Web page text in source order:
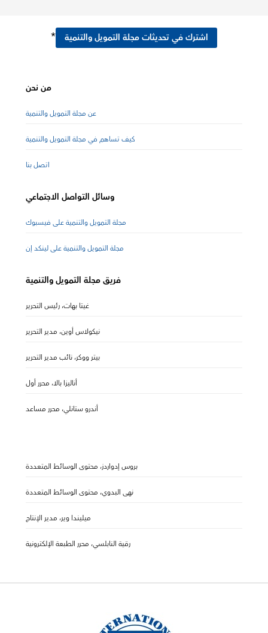
اشترك في تحديثات مجلة التمويل والتنمية *
من نحن
عن مجلة التمويل والتنمية
كيف تساهم في مجلة التمويل والتنمية
اتصل بنا
وسائل التواصل الاجتماعي
مجلة التمويل والتنمية على فيسبوك
مجلة التمويل والتنمية على لينكد إن
فريق مجلة التمويل والتنمية
غيتا بهات، رئيس التحرير
نيكولاس أوين، مدير التحرير
بيتر ووكر، نائب مدير التحرير
أناليزا بالا، محرر أول
أندرو ستانلي، محرر مساعد
بروس إدواردز، محتوى الوسائط المتعددة
نهى البدوي، محتوى الوسائط المتعددة
ميليندا وير، مدير الإنتاج
رقية النابلسي، محرر الطبعة الإلكترونية